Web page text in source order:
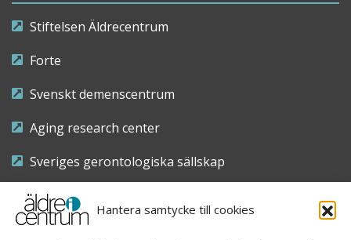
Hantera samtycke till cookies
Stiftelsen Äldrecentrum
Forte
Svenskt demenscentrum
Aging research center
Sveriges gerontologiska sällskap
Riksföreningen för sjuksköterskor inom äldre- och
demensvård